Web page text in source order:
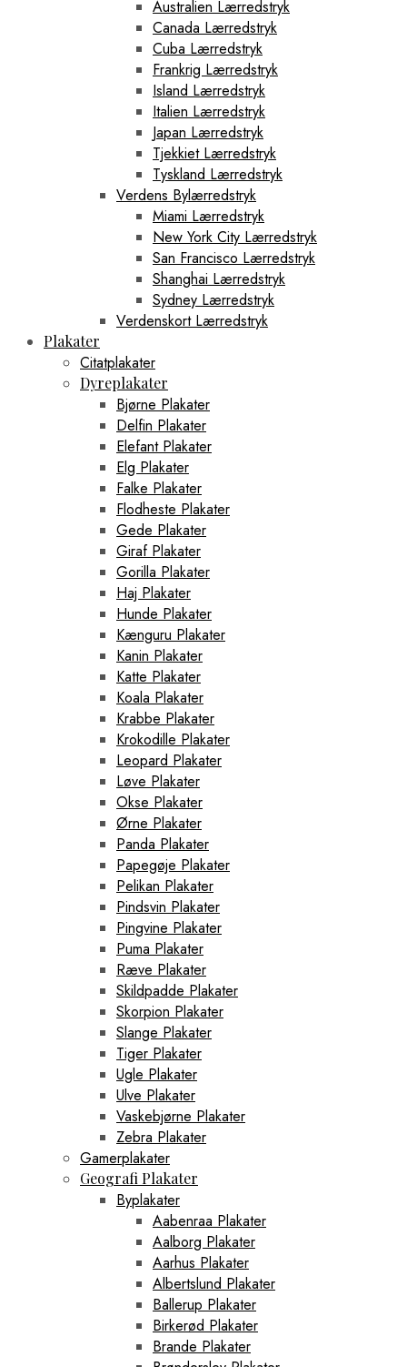
Australien Lærredstryk
Canada Lærredstryk
Cuba Lærredstryk
Frankrig Lærredstryk
Island Lærredstryk
Italien Lærredstryk
Japan Lærredstryk
Tjekkiet Lærredstryk
Tyskland Lærredstryk
Verdens Bylærredstryk
Miami Lærredstryk
New York City Lærredstryk
San Francisco Lærredstryk
Shanghai Lærredstryk
Sydney Lærredstryk
Verdenskort Lærredstryk
Plakater
Citatplakater
Dyreplakater
Bjørne Plakater
Delfin Plakater
Elefant Plakater
Elg Plakater
Falke Plakater
Flodheste Plakater
Gede Plakater
Giraf Plakater
Gorilla Plakater
Haj Plakater
Hunde Plakater
Kænguru Plakater
Kanin Plakater
Katte Plakater
Koala Plakater
Krabbe Plakater
Krokodille Plakater
Leopard Plakater
Løve Plakater
Okse Plakater
Ørne Plakater
Panda Plakater
Papegøje Plakater
Pelikan Plakater
Pindsvin Plakater
Pingvine Plakater
Puma Plakater
Ræve Plakater
Skildpadde Plakater
Skorpion Plakater
Slange Plakater
Tiger Plakater
Ugle Plakater
Ulve Plakater
Vaskebjørne Plakater
Zebra Plakater
Gamerplakater
Geografi Plakater
Byplakater
Aabenraa Plakater
Aalborg Plakater
Aarhus Plakater
Albertslund Plakater
Ballerup Plakater
Birkerød Plakater
Brande Plakater